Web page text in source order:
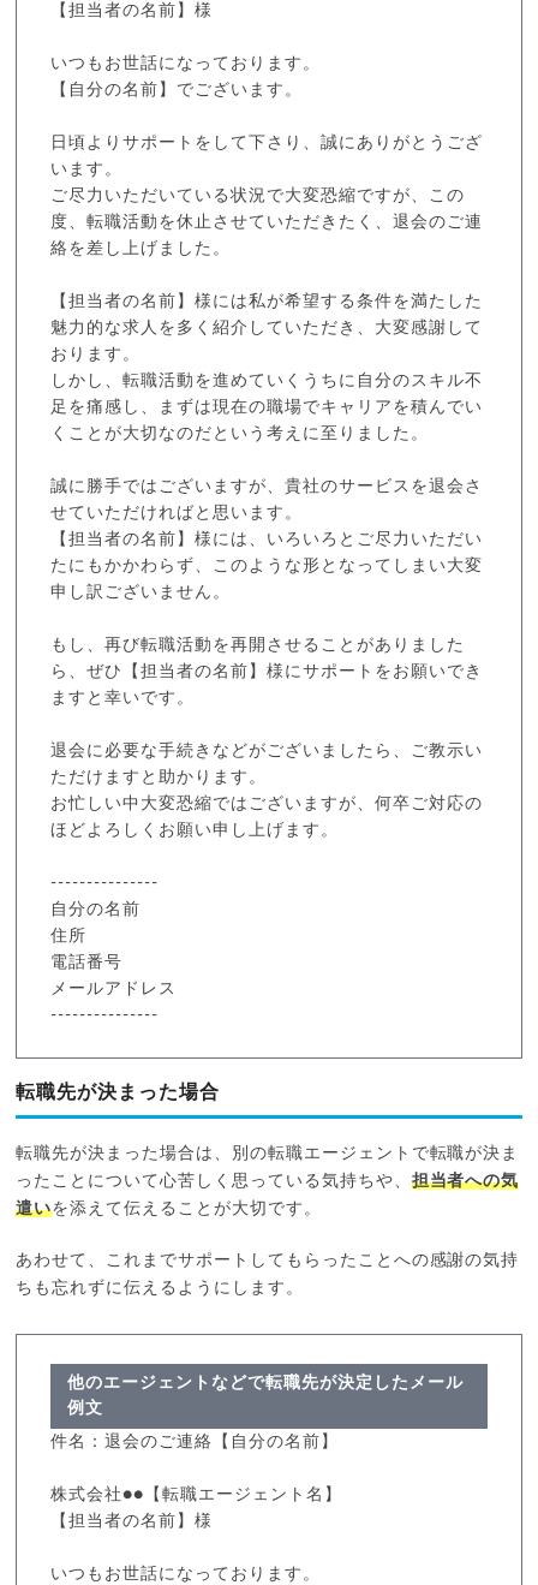
【担当者の名前】様
いつもお世話になっております。
【自分の名前】でございます。
日頃よりサポートをして下さり、誠にありがとうござ
います。
ご尽力いただいている状況で大変恐縮ですが、この
度、転職活動を休止させていただきたく、退会のご連
絡を差し上げました。
【担当者の名前】様には私が希望する条件を満たした
魅力的な求人を多く紹介していただき、大変感謝して
おります。
しかし、転職活動を進めていくうちに自分のスキル不
足を痛感し、まずは現在の職場でキャリアを積んでい
くことが大切なのだという考えに至りました。
誠に勝手ではございますが、貴社のサービスを退会さ
せていただければと思います。
【担当者の名前】様には、いろいろとご尽力いただい
たにもかかわらず、このような形となってしまい大変
申し訳ございません。
もし、再び転職活動を再開させることがありました
ら、ぜひ【担当者の名前】様にサポートをお願いでき
ますと幸いです。
退会に必要な手続きなどがございましたら、ご教示い
ただけますと助かります。
お忙しい中大変恐縮ではございますが、何卒ご対応の
ほどよろしくお願い申し上げます。
---------------
自分の名前
住所
電話番号
メールアドレス
---------------
転職先が決まった場合
転職先が決まった場合は、別の転職エージェントで転職が決ま
ったことについて心苦しく思っている気持ちや、 担当者への気
遣いを添えて伝えることが大切です。
あわせて、これまでサポートしてもらったことへの感謝の気持
ちも忘れずに伝えるようにします。
他のエージェントなどで転職先が決定したメール
例文
件名：退会のご連絡【自分の名前】
株式会社●●【転職エージェント名】
【担当者の名前】様
いつもお世話になっております。